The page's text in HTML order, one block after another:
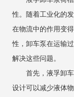
性。随着工业化的
在物流中的作用变
性，卸车泵在运输
解决这些问题。
首先，液孚卸车
设计可以减少液体